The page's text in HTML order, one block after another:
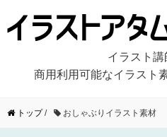
イラスト
商用利用可能なイラスト
トップ/ おしゃぶりイラスト素材